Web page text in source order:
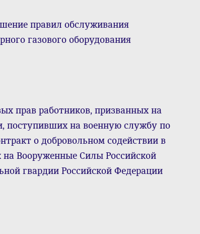
правил обслуживания
газового оборудования
прав работников, призванных на
поступивших на военную службу по
о добровольном содействии в
Вооруженные Силы Российской
гвардии Российской Федерации